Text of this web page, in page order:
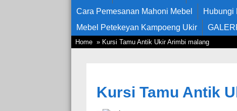
Cara Pemesanan Mahoni Mebel
Hubungi
Mebel Petekeyan Kampoeng Ukir
Home » Kursi Tamu Antik Ukir Arimbi malang
Kursi Tamu Antik